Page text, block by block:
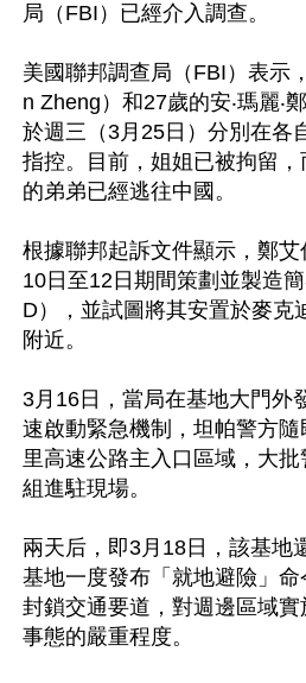
局（FBI）已經介入調查。
美國聯邦調查局（FBI）表示
n Zheng）和27歲的安‧瑪麗‧
於週三（3月25日）分別在各
指控。目前，姐姐已被拘留
的弟弟已經逃往中國。
根據聯邦起訴文件顯示，鄭艾
10日至12日期間策劃並製造
D），並試圖將其安置於麥克
附近。
3月16日，當局在基地大門外
速啟動緊急機制，坦帕警方
里高速公路主入口區域，大
組進駐現場。
兩天后，即3月18日，該基地
基地一度發布「就地避險」
封鎖交通要道，對週邊區域
事態的嚴重程度。